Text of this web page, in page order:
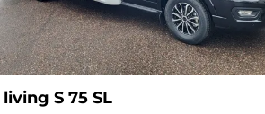
living S 75 SL